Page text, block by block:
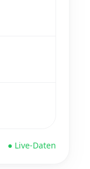
● Live-Daten